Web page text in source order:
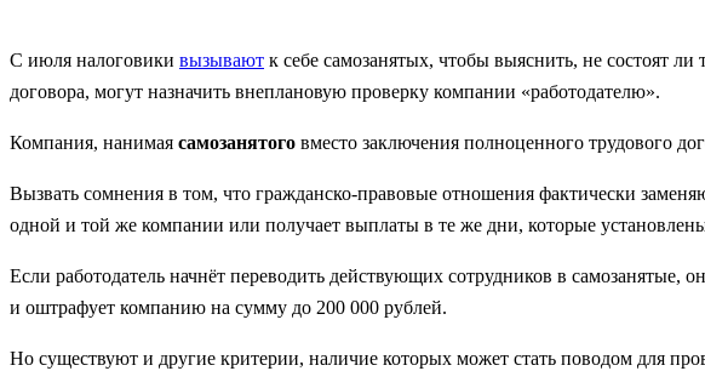
С июля налоговики вызывают к себе самозанятых, чтобы выяснить, не состоят
договора, могут назначить внеплановую проверку компании «работодателю».
Компания, нанимая самозанятого вместо заключения полноценного трудового
Вызвать сомнения в том, что гражданско-правовые отношения фактически
одной и той же компании или получает выплаты в те же дни, которые
Если работодатель начнёт переводить действующих сотрудников в
и оштрафует компанию на сумму до 200 000 рублей.
Но существуют и другие критерии, наличие которых может стать поводом для